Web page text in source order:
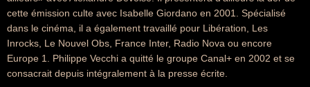
cette émission culte avec Isabelle Giordano en 2001. Spécialisé
dans le cinéma, il a également travaillé pour Libération, Les
Inrocks, Le Nouvel Obs, France Inter, Radio Nova ou encore
Europe 1. Philippe Vecchi a quitté le groupe Canal+ en 2002 et se
consacrait depuis intégralement à la presse écrite.